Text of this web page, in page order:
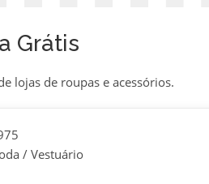
Grátis
lojas de roupas e acessórios.
/ Vestuário